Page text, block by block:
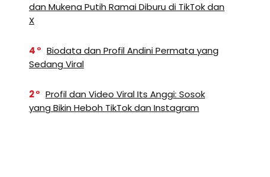
dan Mukena Putih Ramai Diburu di TikTok dan
X
4
Biodata dan Profil Andini Permata yang
Sedang Viral
2
Profil dan Video Viral Its Anggi: Sosok
yang Bikin Heboh TikTok dan Instagram